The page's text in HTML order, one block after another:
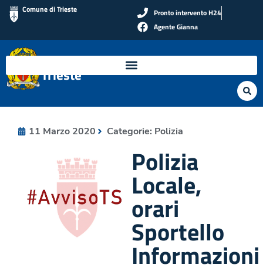
Comune di Trieste
Pronto intervento H24
Agente Gianna
Polizia Locale di
Trieste
11 Marzo 2020 Categorie: Polizia
Polizia
Locale,
orari
Sportello
Informazioni